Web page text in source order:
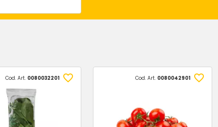
Cod. Art. 0080032201 Cod. Art. 0080042901